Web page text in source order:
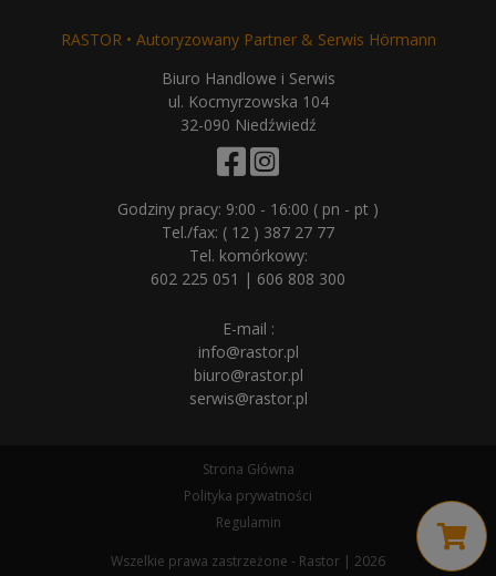
RASTOR • Autoryzowany Partner & Serwis Hörmann
Biuro Handlowe i Serwis
ul. Kocmyrzowska 104
32-090 Niedźwiedź
Godziny pracy: 9:00 - 16:00 ( pn - pt )
Tel./fax: ( 12 ) 387 27 77
Tel. komórkowy:
602 225 051 | 606 808 300
E-mail :
info@rastor.pl
biuro@rastor.pl
serwis@rastor.pl
Strona Główna
Polityka prywatności
Regulamin
Wszelkie prawa zastrzeżone - Rastor | 2026